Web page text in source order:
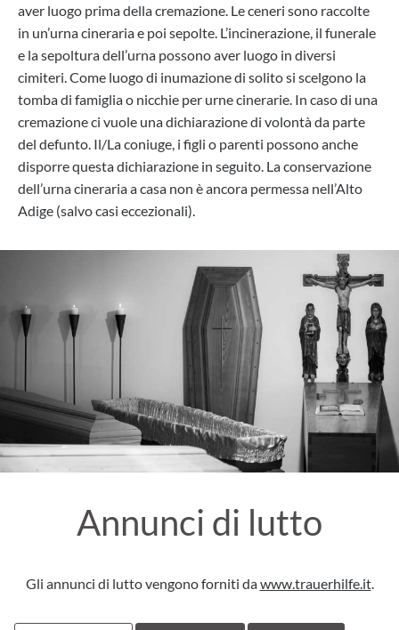
aver luogo prima della cremazione. Le ceneri sono raccolte
in un’urna cineraria e poi sepolte. L’incinerazione, il funerale
e la sepoltura dell’urna possono aver luogo in diversi
cimiteri. Come luogo di inumazione di solito si scelgono la
tomba di famiglia o nicchie per urne cinerarie. In caso di una
cremazione ci vuole una dichiarazione di volontà da parte
del defunto. Il/La coniuge, i figli o parenti possono anche
disporre questa dichiarazione in seguito. La conservazione
dell’urna cineraria a casa non è ancora permessa nell’Alto
Adige (salvo casi eccezionali).
Annunci di lutto
Gli annunci di lutto vengono forniti dawww.trauerhilfe.it.